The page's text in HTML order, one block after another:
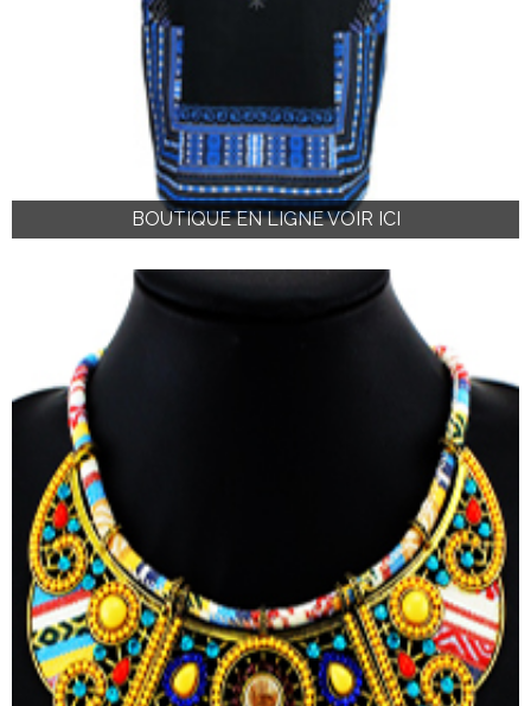
BOUTIQUE EN LIGNE VOIR ICI